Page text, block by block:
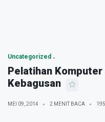
Uncategorized
Pelatihan Komputer
Kebagusan
MEI 09, 2014 2 MENIT BACA